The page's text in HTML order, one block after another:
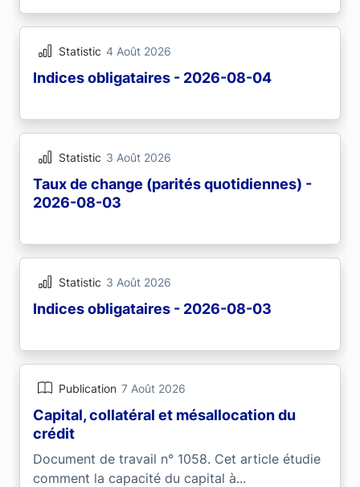
Statistic 4 Août 2026
Indices obligataires - 2026-08-04
Statistic 3 Août 2026
Taux de change (parités quotidiennes) -
2026-08-03
Statistic 3 Août 2026
Indices obligataires - 2026-08-03
Publication 7 Août 2026
Capital, collatéral et mésallocation du
crédit
Document de travail n° 1058. Cet article étudie
comment la capacité du capital à...